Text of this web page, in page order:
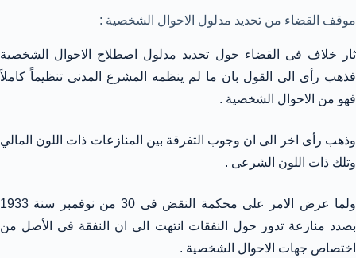
موقف القضاء من تحديد مدلول الاحوال الشخصية :
ثار خلاف فى القضاء حول تحديد مدلول اصطلاح الاحوال الشخصية
فذهب رأى الى القول بان ما لم ينظمه المشرع المدنى تنظيماً كاملاً
فهو من الاحوال الشخصية .
وذهب رأى اخر الى ان وجوب التفرقة بين المنازعات ذات اللون المالي
وتلك ذات اللون الشرعى .
ولما عرض الامر على محكمة النقض فى 30 من نوفمبر سنة 1933
بصدد منازعة تدور حول النفقات انتهت الى ان النفقة فى الأصل من
اختصاص جهات الاحوال الشخصية .